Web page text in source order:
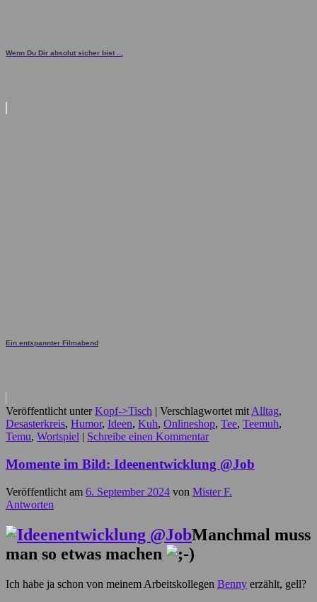
Wenn Du Dir absolut sicher bist ...
Ein entspannter Filmabend
Veröffentlicht unter Kopf->Tisch | Verschlagwortet mit Alltag,
Desasterkreis, Humor, Ideen, Kuh, Onlineshop, Tee, Teemuh,
Temu, Wortspiel | Schreibe einen Kommentar
Momente im Bild: Ideenentwicklung @Job
Veröffentlicht am 6. September 2024 von Mister F.
Antworten
Manchmal muss
man so etwas machen
Ich habe ja schon von meinem Arbeitskollegen Benny erzählt, gell?